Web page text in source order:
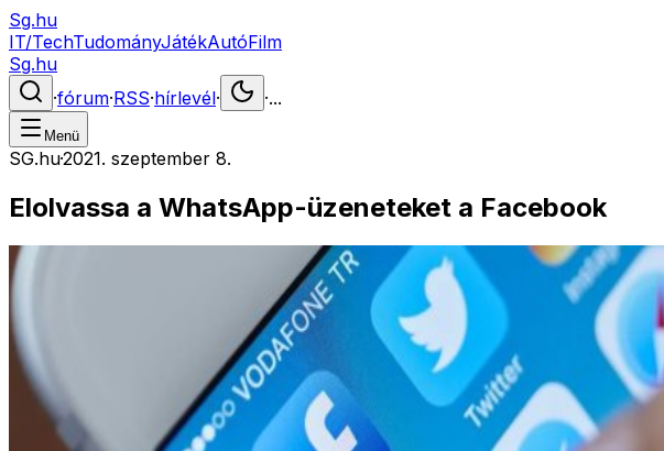
Sg.hu
IT/TechTudományJátékAutóFilm
Sg.hu
·fórum·RSS·hírlevél· ·...
Menü
SG.hu·2021. szeptember 8.
Elolvassa a WhatsApp-üzeneteket a Facebook